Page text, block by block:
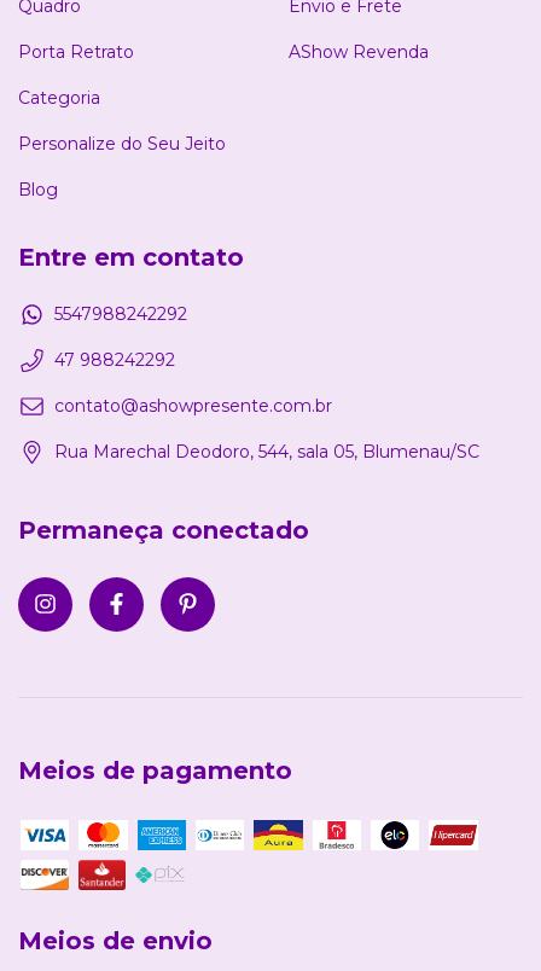
Quadro
Porta Retrato
Categoria
Personalize do Seu Jeito
Blog
Envio e Frete
AShow Revenda
Entre em contato
5547988242292
47 988242292
contato@ashowpresente.com.br
Rua Marechal Deodoro, 544, sala 05, Blumenau/SC
Permaneça conectado
Meios de pagamento
Meios de envio